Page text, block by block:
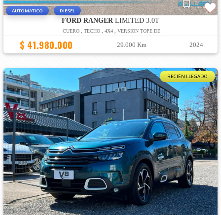
AUTOMATICO DIESEL
FORD RANGERLIMITED 3.0T
CUERO , TECHO , 4X4 , VERSION TOPE DE
$ 41.980.000 29.000 Km 2024
RECIÉN LLEGADO